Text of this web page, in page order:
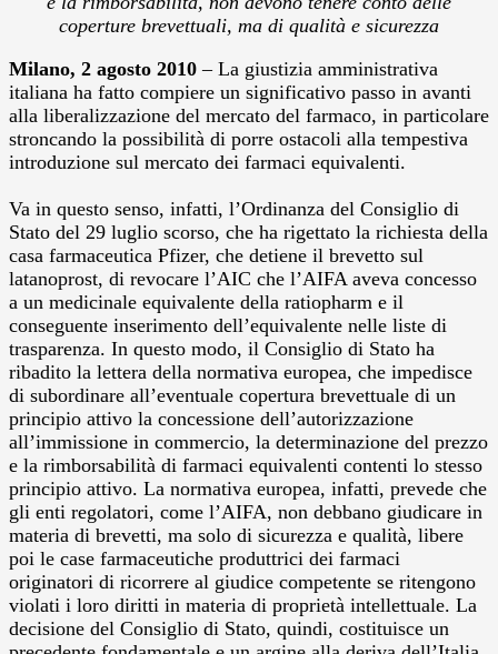
coperture brevettuali, ma di qualità e sicurezza
Milano, 2 agosto 2010 – La giustizia amministrativa
italiana ha fatto compiere un significativo passo in avanti
alla liberalizzazione del mercato del farmaco, in particolare
stroncando la possibilità di porre ostacoli alla tempestiva
introduzione sul mercato dei farmaci equivalenti.
Va in questo senso, infatti, l’Ordinanza del Consiglio di
Stato del 29 luglio scorso, che ha rigettato la richiesta della
casa farmaceutica Pfizer, che detiene il brevetto sul
latanoprost, di revocare l’AIC che l’AIFA aveva concesso
a un medicinale equivalente della ratiopharm e il
conseguente inserimento dell’equivalente nelle liste di
trasparenza. In questo modo, il Consiglio di Stato ha
ribadito la lettera della normativa europea, che impedisce
di subordinare all’eventuale copertura brevettuale di un
principio attivo la concessione dell’autorizzazione
all’immissione in commercio, la determinazione del prezzo
e la rimborsabilità di farmaci equivalenti contenti lo stesso
principio attivo. La normativa europea, infatti, prevede che
gli enti regolatori, come l’AIFA, non debbano giudicare in
materia di brevetti, ma solo di sicurezza e qualità, libere
poi le case farmaceutiche produttrici dei farmaci
originatori di ricorrere al giudice competente se ritengono
violati i loro diritti in materia di proprietà intellettuale. La
decisione del Consiglio di Stato, quindi, costituisce un